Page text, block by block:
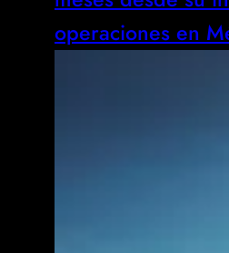
operaciones en